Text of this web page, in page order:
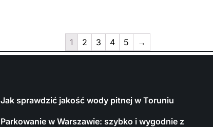
1 2 3 4 5 →
Jak sprawdzić jakość wody pitnej w Toruniu
Parkowanie w Warszawie: szybko i wygodnie z